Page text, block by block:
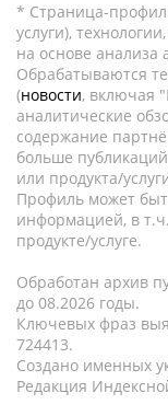
* Страница-
услуги),
на основе анализа
Обрабатываются
(новости, включая
аналитические
содержание
больше
или продукта/
Профиль может
информацией, в
продукте/услуге.
Обработан архив
до 08.2026 годы.
Ключевых фраз
724413.
Создано именных
Редакция